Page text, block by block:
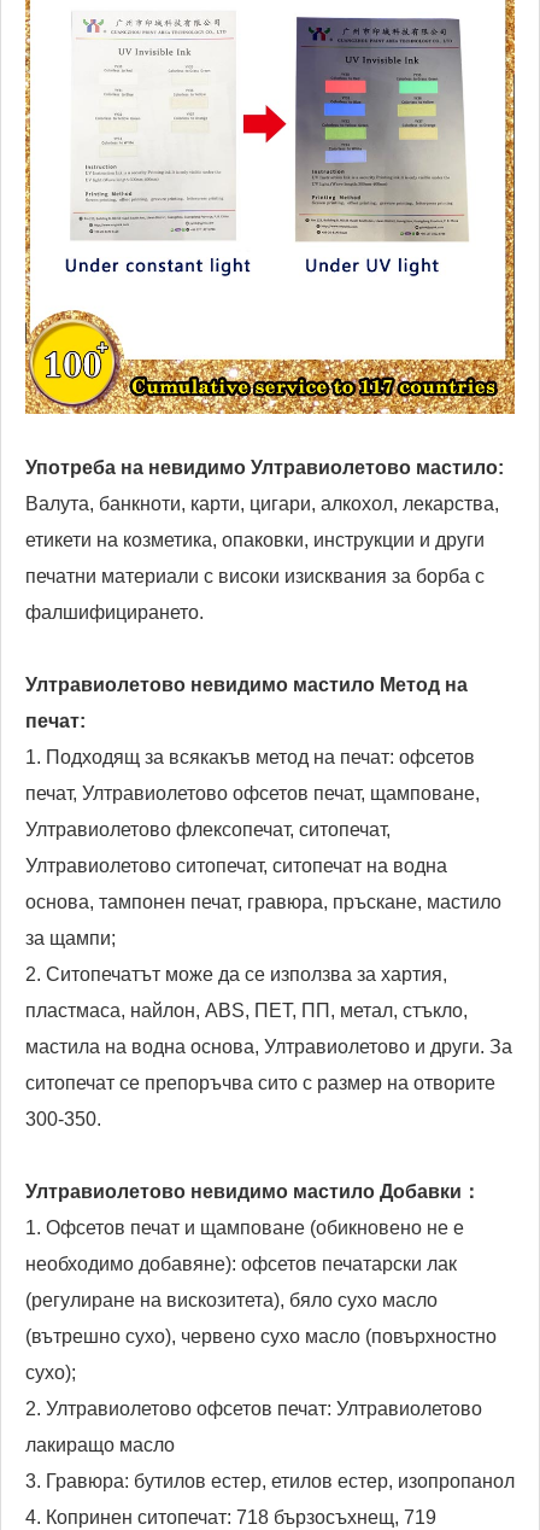
Употреба на невидимо Ултравиолетово мастило:
Валута, банкноти, карти, цигари, алкохол, лекарства,
етикети на козметика, опаковки, инструкции и други
печатни материали с високи изисквания за борба с
фалшифицирането.
Ултравиолетово невидимо мастило Метод на
печат:
1. Подходящ за всякакъв метод на печат: офсетов
печат, Ултравиолетово офсетов печат, щамповане,
Ултравиолетово флексопечат, ситопечат,
Ултравиолетово ситопечат, ситопечат на водна
основа, тампонен печат, гравюра, пръскане, мастило
за щампи;
2. Ситопечатът може да се използва за хартия,
пластмаса, найлон, ABS, ПЕТ, ПП, метал, стъкло,
мастила на водна основа, Ултравиолетово и други. За
ситопечат се препоръчва сито с размер на отворите
300-350.
Ултравиолетово невидимо мастило Добавки：
1. Офсетов печат и щамповане (обикновено не е
необходимо добавяне): офсетов печатарски лак
(регулиране на вискозитета), бяло сухо масло
(вътрешно сухо), червено сухо масло (повърхностно
сухо);
2. Ултравиолетово офсетов печат: Ултравиолетово
лакиращо масло
3. Гравюра: бутилов естер, етилов естер, изопропанол
4. Копринен ситопечат: 718 бързосъхнещ, 719